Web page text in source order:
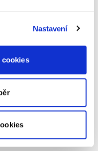
Nastavení
cookies